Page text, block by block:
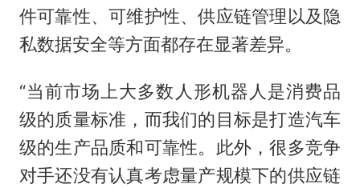
件可靠性、可维护性、供应链管理以及隐
私数据安全等方面都存在显著差异。
“当前市场上大多数人形机器人是消费品
级的质量标准，而我们的目标是打造汽车
级的生产品质和可靠性。此外，很多竞争
对手还没有认真考虑量产规模下的供应链